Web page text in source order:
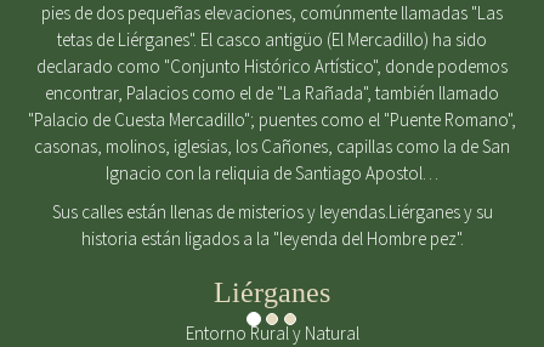
pies de dos pequeñas elevaciones, comúnmente llamadas "Las
tetas de Liérganes". El casco antigüo (El Mercadillo) ha sido
declarado como "Conjunto Histórico Artístico", donde podemos
encontrar, Palacios como el de "La Rañada", también llamado
"Palacio de Cuesta Mercadillo"; puentes como el "Puente Romano",
casonas, molinos, iglesias, los Cañones, capillas como la de San
Ignacio con la reliquia de Santiago Apostol…
Sus calles están llenas de misterios y leyendas.Liérganes y su
historia están ligados a la "leyenda del Hombre pez".
Liérganes
Entorno Rural y Natural